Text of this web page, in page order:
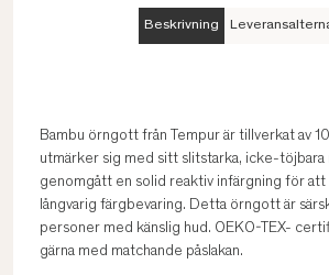
Beskrivning
Bambu örngott från Tempur är tillverkat av
utmärker sig med sitt slitstarka, icke-töjbara
genomgått en solid reaktiv infärgning för att
långvarig färgbevaring. Detta örngott är
personer med känslig hud. OEKO-TEX-
gärna med matchande påslakan.